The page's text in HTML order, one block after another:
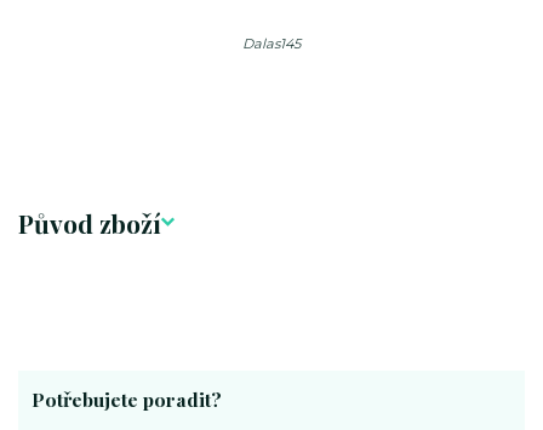
Dalas145
Původ zboží
Potřebujete poradit?